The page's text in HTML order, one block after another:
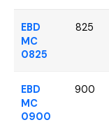
EBD
MC
0825
825
EBD
MC
0900
900